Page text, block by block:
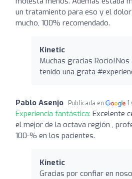
un tratamiento para eso y el
mucho, 100% recomendado.
Kinetic
Muchas gracias
tenido una grata
Pablo Asenjo Publicada en
Experiencia fantástica: Excelente
el mejor de la octava región ,
100-% en los pacientes.
Kinetic
Gracias por confiar en